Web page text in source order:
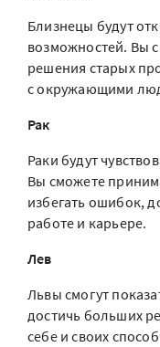
Близнецы будут
возможностей. Вы
решения старых
с окружающими
Рак
Раки будут
Вы сможете
избегать ошибок,
работе и карьере.
Лев
Львы смогут
достичь больших
себе и своих